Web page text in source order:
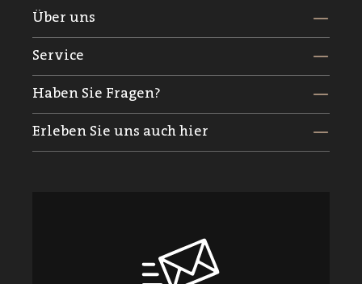
Über uns
Service
Haben Sie Fragen?
Erleben Sie uns auch hier